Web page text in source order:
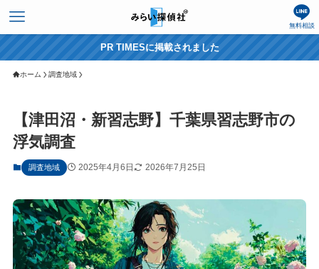
無料相談
PR TIMESに掲載されました
ホーム 調査地域
【津田沼・新習志野】千葉県習志野市の
浮気調査
調査地域 2025年4月6日 2026年7月25日